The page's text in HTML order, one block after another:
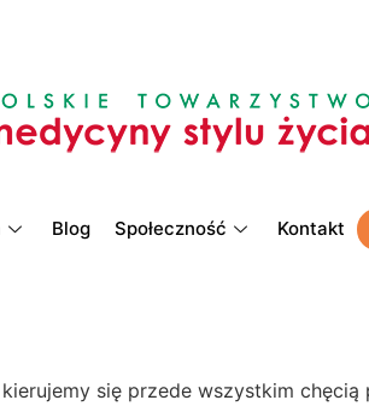
Blog Społeczność Kontakt
się przede wszystkim